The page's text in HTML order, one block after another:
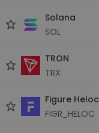
Solana
SOL
TRON
TRX
Figure Heloc
FIGR_HELOC